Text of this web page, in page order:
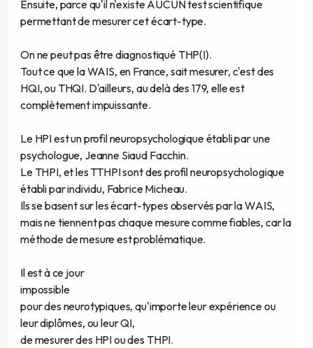
Ensuite, parce qu'il n'existe AUCUN test scientifique
permettant de mesurer cet écart-type.
On ne peut pas être diagnostiqué THP(I).
Tout ce que la WAIS, en France, sait mesurer, c'est des
HQI, ou THQI. D'ailleurs, au delà des 179, elle est
complètement impuissante.
Le HPI est un profil neuropsychologique établi par une
psychologue, Jeanne Siaud Facchin.
Le THPI, et les TTHPI sont des profil neuropsychologique
établi par individu, Fabrice Micheau.
Ils se basent sur les écart-types observés par la WAIS,
mais ne tiennent pas chaque mesure comme fiables, car la
méthode de mesure est problématique.
Il est à ce jour
impossible
pour des neurotypiques, qu'importe leur expérience ou
leur diplômes, ou leur QI,
de mesurer des HPI ou des THPI.